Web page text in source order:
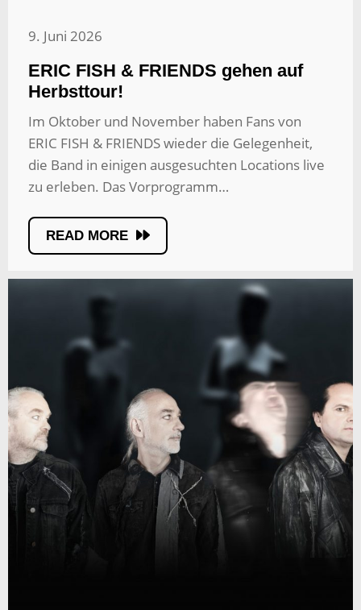
9. Juni 2026
ERIC FISH & FRIENDS gehen auf
Herbsttour!
Im Oktober und November haben Fans von
ERIC FISH & FRIENDS wieder die Gelegenheit,
die Band in einigen ausgesuchten Locations live
zu erleben. Das Vorprogramm…
READ MORE